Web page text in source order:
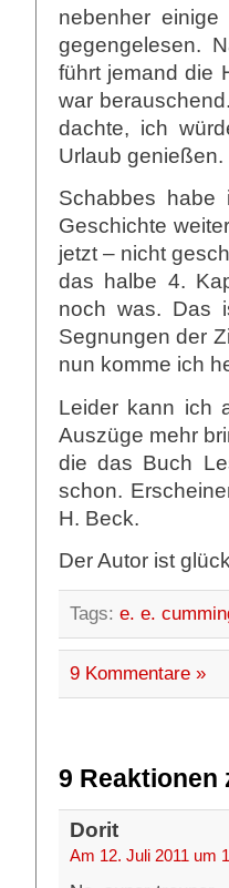
nebenher
gegengelesen.
führt jemand die
war
dachte, ich
Urlaub genießen.
Schabbes habe
Geschichte
jetzt – nicht
das halbe 4.
noch was. Das
Segnungen der
nun komme ich
Leider kann ich
Auszüge mehr
die das Buch
schon.
H. Beck.
Der Autor ist
Tags: e. e.
9 Kommentare »
9 Reaktionen
Dorit
Am 12. Juli 2011 um